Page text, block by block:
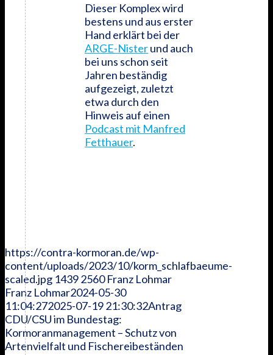
Dieser Komplex wird
bestens und aus erster
Hand erklärt bei der
ARGE-Nisterund auch
bei uns schon seit
Jahren beständig
aufgezeigt, zuletzt
etwa durch den
Hinweis auf einen
Podcast mit Manfred
Fetthauer.
https://contra-kormoran.de/wp-
content/uploads/2023/10/korm_schlafbaeume-
scaled.jpg 14392560 Franz Lohmar
Franz Lohmar2024-05-30
11:04:272025-07-19 21:30:32Antrag
CDU/CSU im Bundestag:
Kormoranmanagement – Schutz von
Artenvielfalt und Fischereibeständen